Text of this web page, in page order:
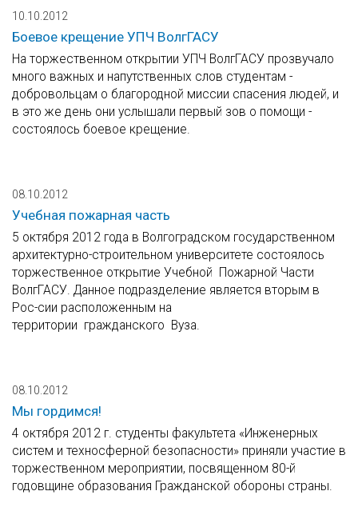
10.10.2012
Боевое крещение УПЧ ВолгГАСУ
На торжественном открытии УПЧ ВолгГАСУ прозвучало
много важных и напутственных слов студентам -
добровольцам о благородной миссии спасения людей, и
в это же день они услышали первый зов о помощи -
состоялось боевое крещение.
08.10.2012
Учебная пожарная часть
5 октября 2012 года в Волгоградском государственном
архитектурно-строительном университете состоялось
торжественное открытие Учебной Пожарной Части
ВолгГАСУ. Данное подразделение является вторым в
Рос-сии расположенным на
территории гражданского Вуза.
08.10.2012
Мы гордимся!
4 октября 2012 г. студенты факультета «Инженерных
систем и техносферной безопасности» приняли участие в
торжественном мероприятии, посвященном 80-й
годовщине образования Гражданской обороны страны.